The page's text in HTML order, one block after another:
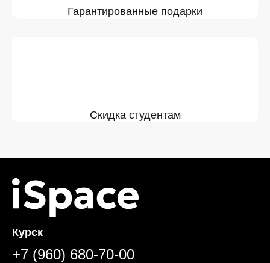
Гарантированные подарки
Скидка студентам
Курск
+7 (960) 680-70-00